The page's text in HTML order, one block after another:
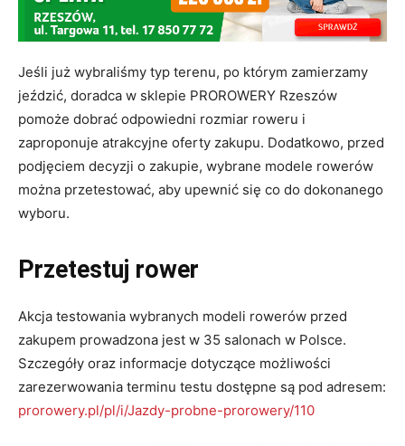
Jeśli już wybraliśmy typ terenu, po którym zamierzamy
jeździć, doradca w sklepie PROROWERY Rzeszów
pomoże dobrać odpowiedni rozmiar roweru i
zaproponuje atrakcyjne oferty zakupu. Dodatkowo, przed
podjęciem decyzji o zakupie, wybrane modele rowerów
można przetestować, aby upewnić się co do dokonanego
wyboru.
Przetestuj rower
Akcja testowania wybranych modeli rowerów przed
zakupem prowadzona jest w 35 salonach w Polsce.
Szczegóły oraz informacje dotyczące możliwości
zarezerwowania terminu testu dostępne są pod adresem:
prorowery.pl/pl/i/Jazdy-probne-prorowery/110